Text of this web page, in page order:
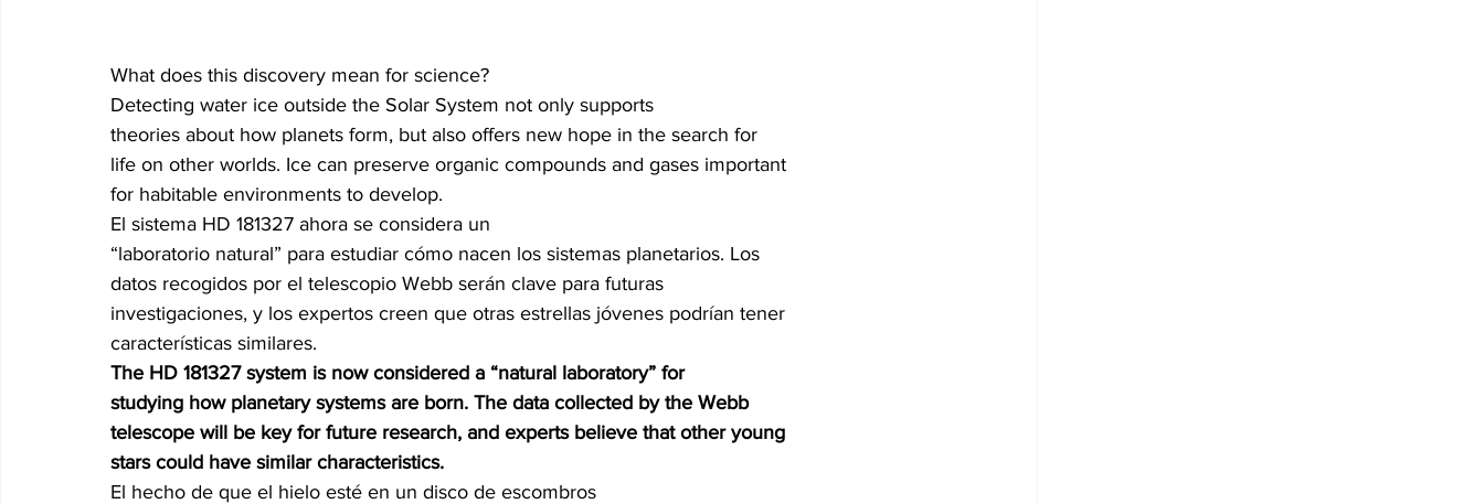
What does this discovery mean for science?
Detecting water ice outside the Solar System not only supports
theories about how planets form, but also offers new hope in the search for
life on other worlds. Ice can preserve organic compounds and gases important
for habitable environments to develop.
El sistema HD 181327 ahora se considera un
“laboratorio natural” para estudiar cómo nacen los sistemas planetarios. Los
datos recogidos por el telescopio Webb serán clave para futuras
investigaciones, y los expertos creen que otras estrellas jóvenes podrían tener
características similares.
The HD 181327 system is now considered a “natural laboratory” for
studying how planetary systems are born. The data collected by the Webb
telescope will be key for future research, and experts believe that other young
stars could have similar characteristics.
El hecho de que el hielo esté en un disco de escombros